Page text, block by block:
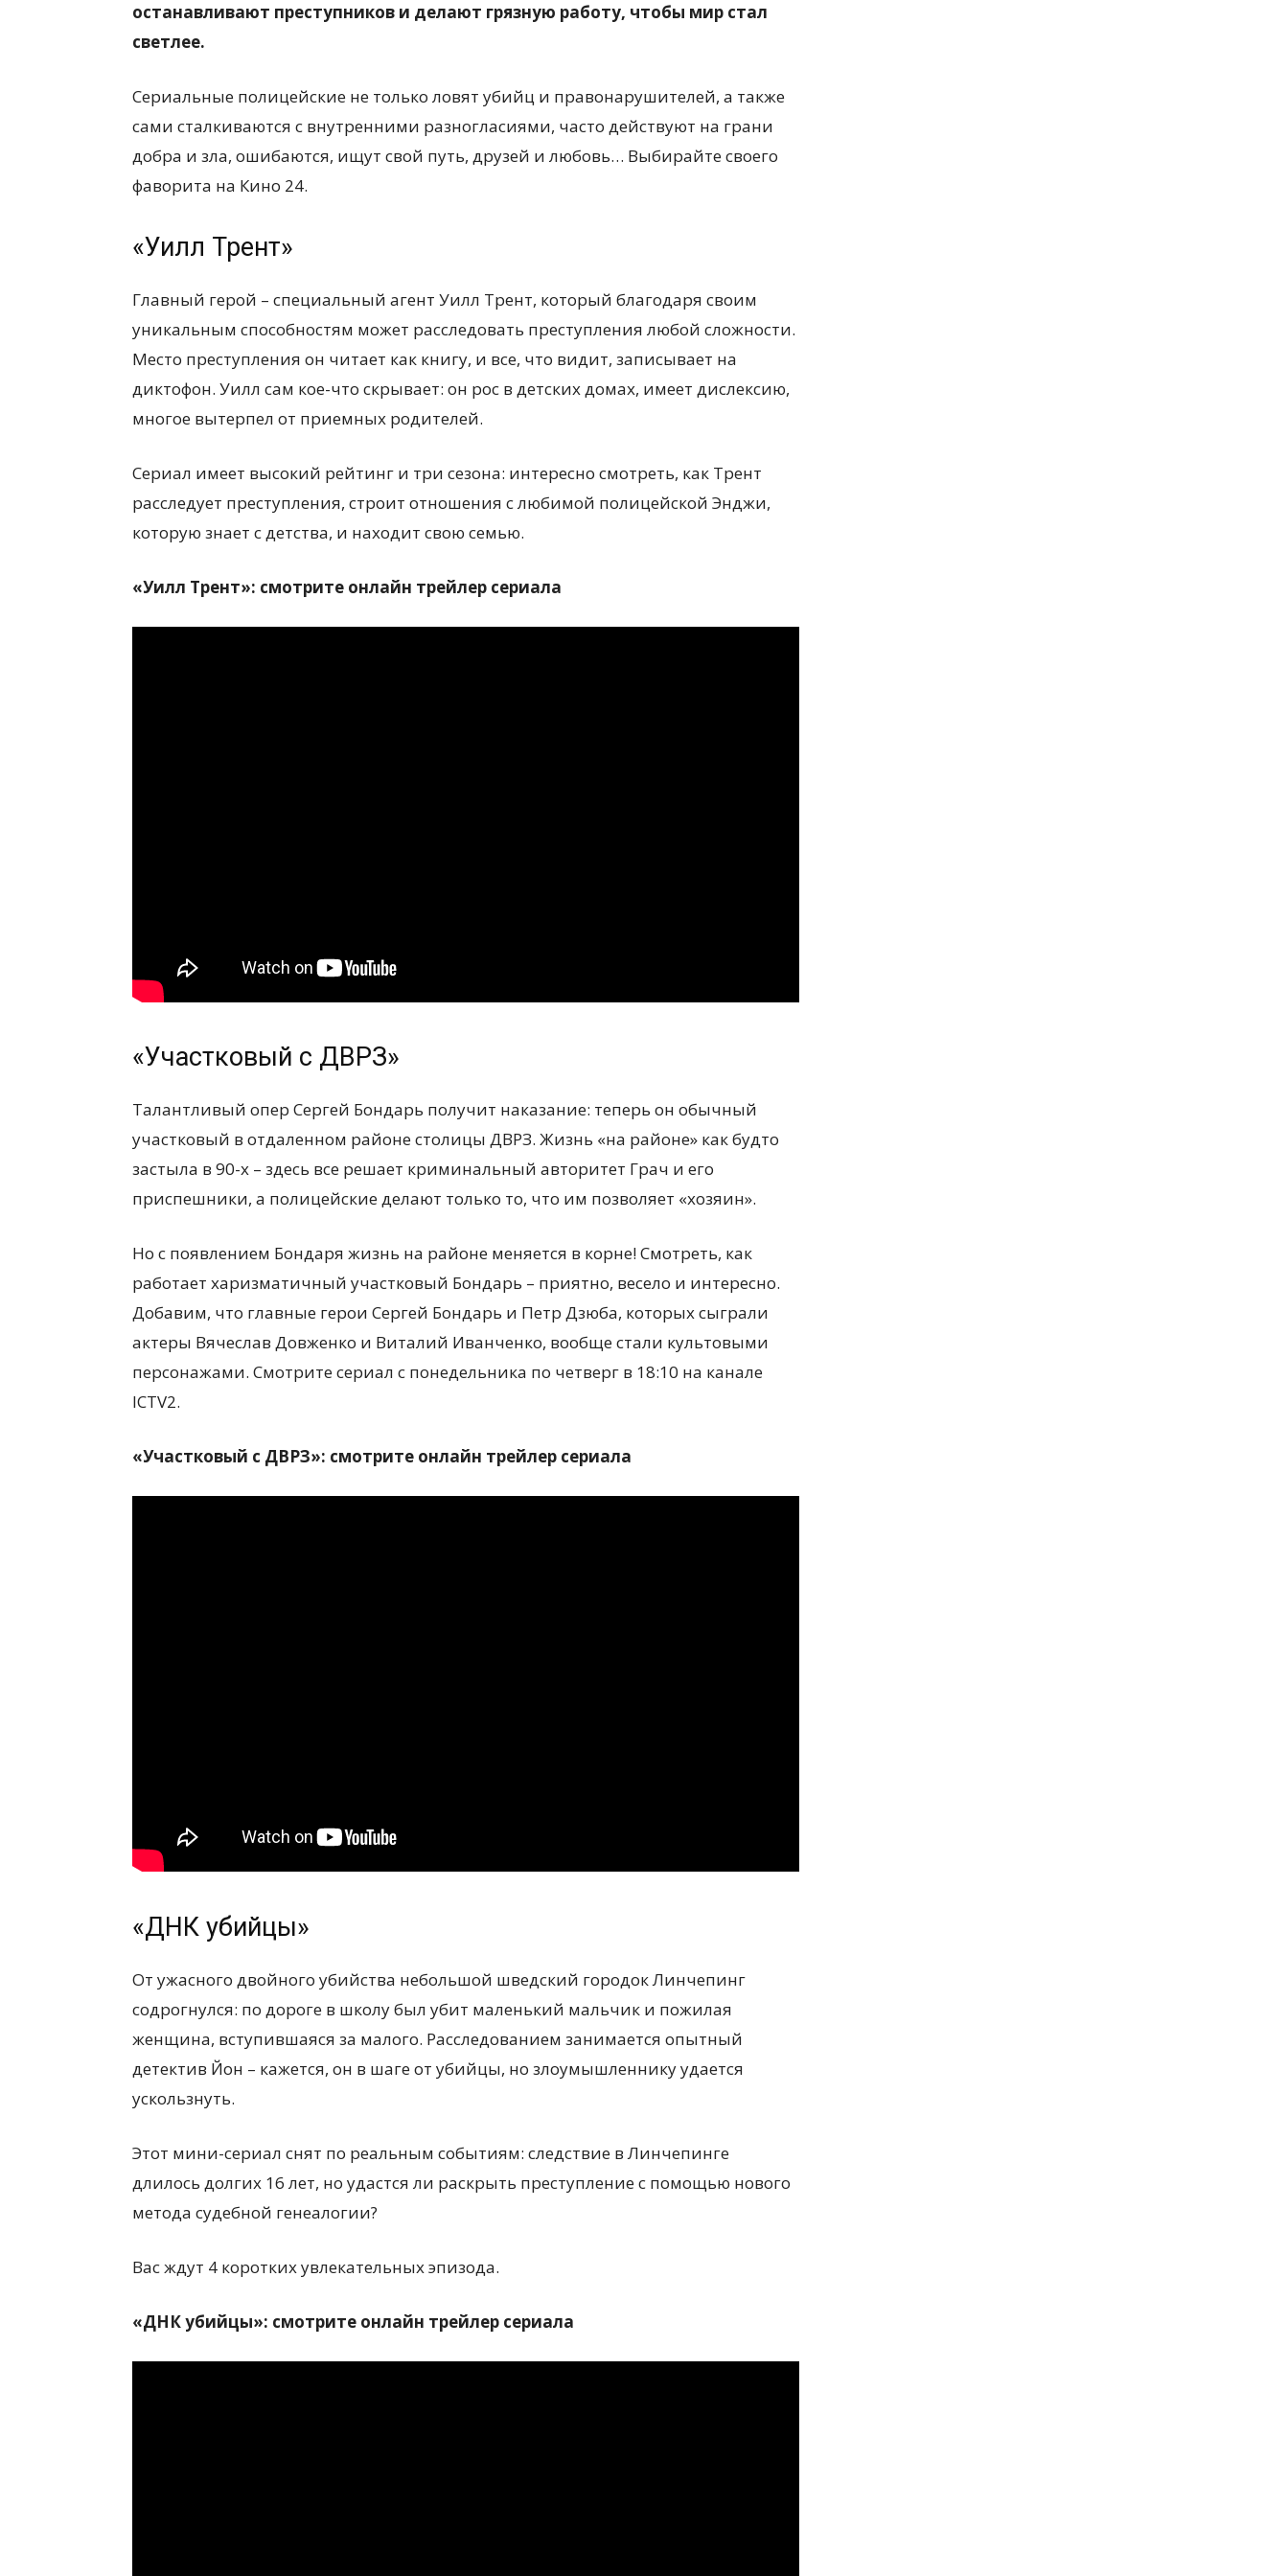
останавливают преступников и делают грязную работу, чтобы мир стал
светлее.
Сериальные полицейские не только ловят убийц и правонарушителей, а также
сами сталкиваются с внутренними разногласиями, часто действуют на грани
добра и зла, ошибаются, ищут свой путь, друзей и любовь… Выбирайте своего
фаворита на Кино 24.
«Уилл Трент»
Главный герой – специальный агент Уилл Трент, который благодаря своим
уникальным способностям может расследовать преступления любой сложности.
Место преступления он читает как книгу, и все, что видит, записывает на
диктофон. Уилл сам кое-что скрывает: он рос в детских домах, имеет дислексию,
многое вытерпел от приемных родителей.
Сериал имеет высокий рейтинг и три сезона: интересно смотреть, как Трент
расследует преступления, строит отношения с любимой полицейской Энджи,
которую знает с детства, и находит свою семью.
«Уилл Трент»: смотрите онлайн трейлер сериала
«Участковый с ДВРЗ»
Талантливый опер Сергей Бондарь получит наказание: теперь он обычный
участковый в отдаленном районе столицы ДВРЗ. Жизнь «на районе» как будто
застыла в 90-х – здесь все решает криминальный авторитет Грач и его
приспешники, а полицейские делают только то, что им позволяет «хозяин».
Но с появлением Бондаря жизнь на районе меняется в корне! Смотреть, как
работает харизматичный участковый Бондарь – приятно, весело и интересно.
Добавим, что главные герои Сергей Бондарь и Петр Дзюба, которых сыграли
актеры Вячеслав Довженко и Виталий Иванченко, вообще стали культовыми
персонажами. Смотрите сериал с понедельника по четверг в 18:10 на канале
ICTV2.
«Участковый с ДВРЗ»: смотрите онлайн трейлер сериала
«ДНК убийцы»
От ужасного двойного убийства небольшой шведский городок Линчепинг
содрогнулся: по дороге в школу был убит маленький мальчик и пожилая
женщина, вступившаяся за малого. Расследованием занимается опытный
детектив Йон – кажется, он в шаге от убийцы, но злоумышленнику удается
ускользнуть.
Этот мини-сериал снят по реальным событиям: следствие в Линчепинге
длилось долгих 16 лет, но удастся ли раскрыть преступление с помощью нового
метода судебной генеалогии?
Вас ждут 4 коротких увлекательных эпизода.
«ДНК убийцы»: смотрите онлайн трейлер сериала